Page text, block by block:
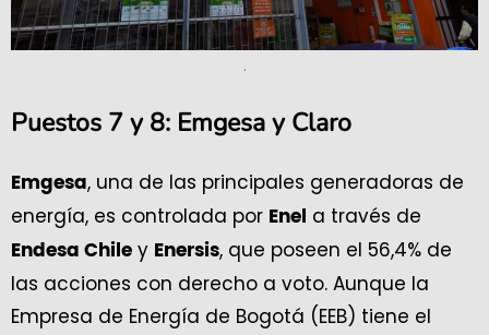
.
Puestos 7 y 8: Emgesa y Claro
Emgesa, una de las principales generadoras de
energía, es controlada por Enel a través de
Endesa Chile y Enersis, que poseen el 56,4% de
las acciones con derecho a voto. Aunque la
Empresa de Energía de Bogotá (EEB) tiene el